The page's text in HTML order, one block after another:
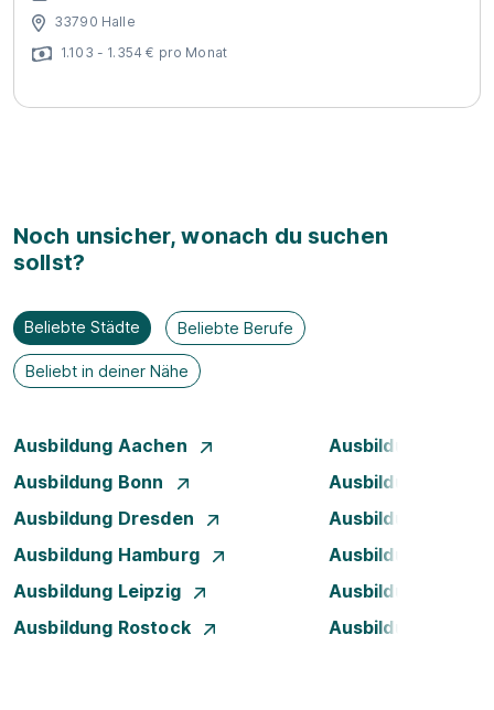
33790 Halle
1.103 - 1.354 € pro Monat
Noch unsicher, wonach du suchen
sollst?
Beliebte Städte Beliebte Berufe
Beliebt in deiner Nähe
Ausbildung Aachen
Ausbildung
Ausbildung Bonn
Ausbildung
Ausbildung Dresden
Ausbildung
Ausbildung Hamburg
Ausbildung
Ausbildung Leipzig
Ausbildung
Ausbildung Rostock
Ausbildung